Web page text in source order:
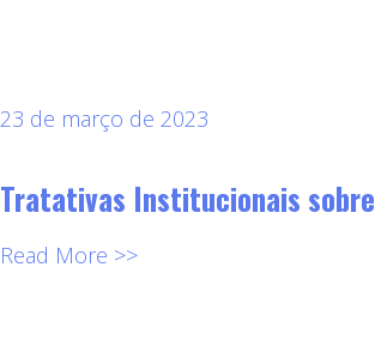
23 de março de 2023
Tratativas Institucionais
Read More >>